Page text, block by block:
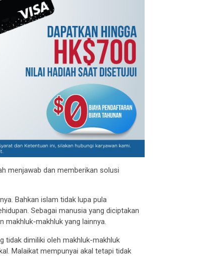
menjawab dan memberikan solusi
Bahkan islam tidak lupa pula
Sebagai manusia yang diciptakan
makhluk-makhluk yang lainnya.
tidak dimiliki oleh makhluk-makhluk
Malaikat mempunyai akal tetapi tidak